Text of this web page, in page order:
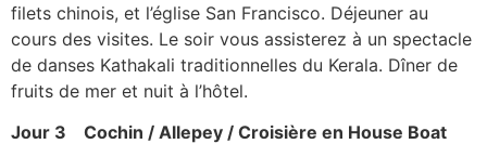
filets chinois, et l’église San Francisco. Déjeuner au
cours des visites. Le soir vous assisterez à un spectacle
de danses Kathakali traditionnelles du Kerala. Dîner de
fruits de mer et nuit à l’hôtel.
Jour 3 Cochin / Allepey / Croisière en House Boat